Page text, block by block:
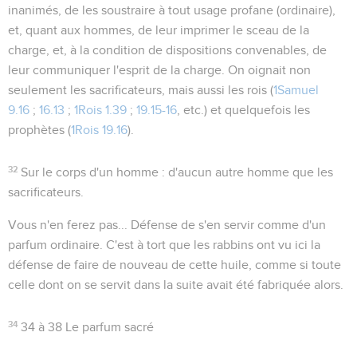
inanimés, de les soustraire à tout usage profane (ordinaire),
et, quant aux hommes, de leur imprimer le sceau de la
charge , et, à la condition de dispositions convenables, de
leur communiquer l'esprit de la charge. On oignait non
seulement les sacrificateurs, mais aussi les rois (1Samuel
9.16 ; 16.13 ; 1Rois 1.39 ; 19.15-16 , etc.) et quelquefois les
prophètes (1Rois 19.16).
32 Sur le corps d'un homme : d'aucun autre homme que les
sacrificateurs.
Vous n'en ferez pas...
Défense de s'en servir comme d'un
parfum ordinaire. C'est à tort que les rabbins ont vu ici la
défense de faire de nouveau de cette huile, comme si toute
celle dont on se servit dans la suite avait été fabriquée alors.
34 34 à 38 Le parfum sacré